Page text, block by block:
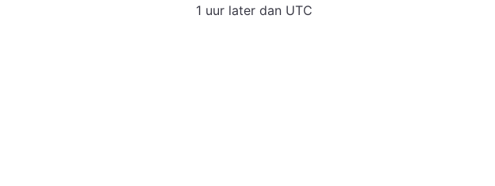
1 uur later dan UTC